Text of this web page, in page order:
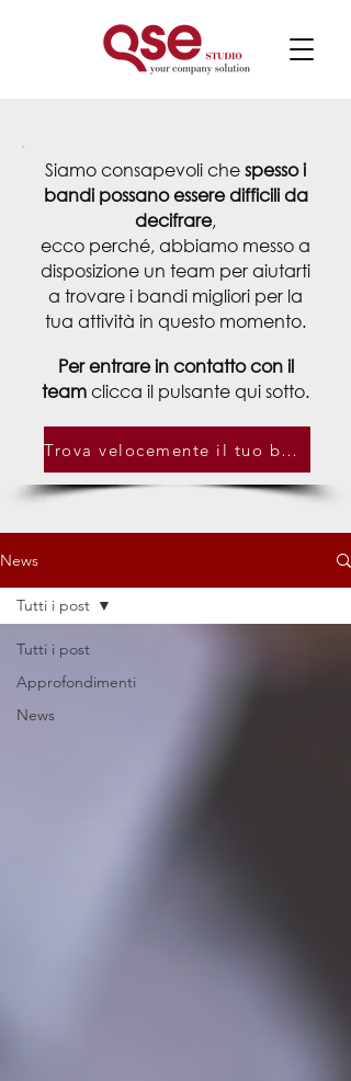
Siamo consapevoli chespesso i
bandi possano essere difficili da
decifrare,
ecco perché, abbiamo messo a
disposizione un team per aiutarti
a trovare i bandi migliori per la
tua attività in questo momento.
Per entrare in contatto con il
teamclicca il pulsante qui sotto.
Trova velocemente il tuo bando
News
Tutti i post
Approfondimenti
News
Tutti i post